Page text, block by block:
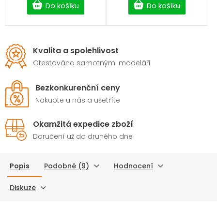
Do košíku Do košíku
Kvalita a spolehlivost
Otestováno samotnými modeláři
Bezkonkurenční ceny
Nakupte u nás a ušetříte
Okamžitá expedice zboží
Doručení už do druhého dne
Popis Podobné (9) Hodnocení
Diskuze